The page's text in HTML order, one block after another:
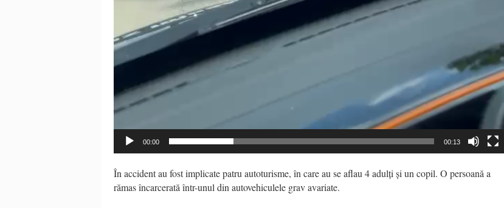
00:00 00:13
În accident au fost implicate patru autoturisme, în care au se aflau 4 adulți și un copil. O persoană a
rămas încarcerată într-unul din autovehiculele grav avariate.